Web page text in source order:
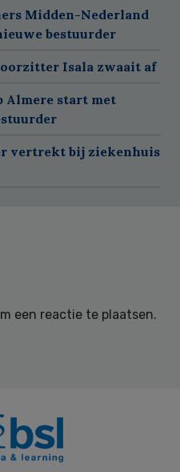
Midden-Nederland
bestuurder
Isala zwaait af
Almere start met
vertrekt bij ziekenhuis
een reactie te plaatsen.